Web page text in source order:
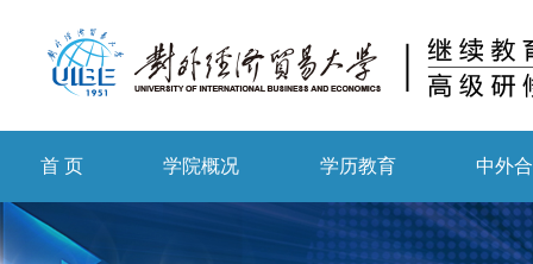
首 页 学院概况 学历教育 中外